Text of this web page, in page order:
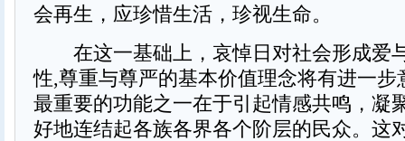
会再生，应珍惜生活，珍视生命。
在这一基础上，哀悼日对社会形成爱
性,尊重与尊严的基本价值理念将有进一步
最重要的功能之一在于引起情感共鸣，凝
好地连结起各族各界各个阶层的民众。这